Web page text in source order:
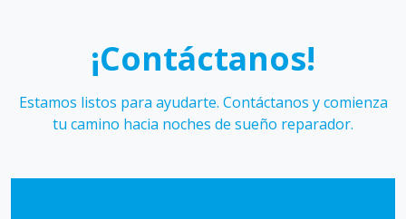
¡Contáctanos!
Estamos listos para ayudarte. Contáctanos y comienza
tu camino hacia noches de sueño reparador.